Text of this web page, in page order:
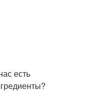
есть